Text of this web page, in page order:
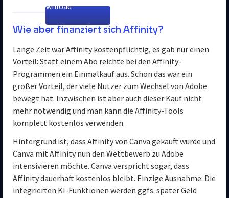
Zum Download
Wie aber finanziert sich Affinity?
Lange Zeit war Affinity kostenpflichtig, es gab nur einen
Vorteil: Statt einem Abo reichte bei den Affinity-
Programmen ein Einmalkauf aus. Schon das war ein
großer Vorteil, der viele Nutzer zum Wechsel von Adobe
bewegt hat. Inzwischen ist aber auch dieser Kauf nicht
mehr notwendig und man kann die Affinity-Tools
komplett kostenlos verwenden.
Hintergrund ist, dass Affinity von Canva gekauft wurde und
Canva mit Affinity nun den Wettbewerb zu Adobe
intensivieren möchte. Canva verspricht sogar, dass
Affinity dauerhaft kostenlos bleibt. Einzige Ausnahme: Die
integrierten KI-Funktionen werden ggfs. später Geld